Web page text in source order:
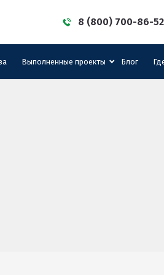
8 (800) 700-86-52
Выполненные проекты Блог